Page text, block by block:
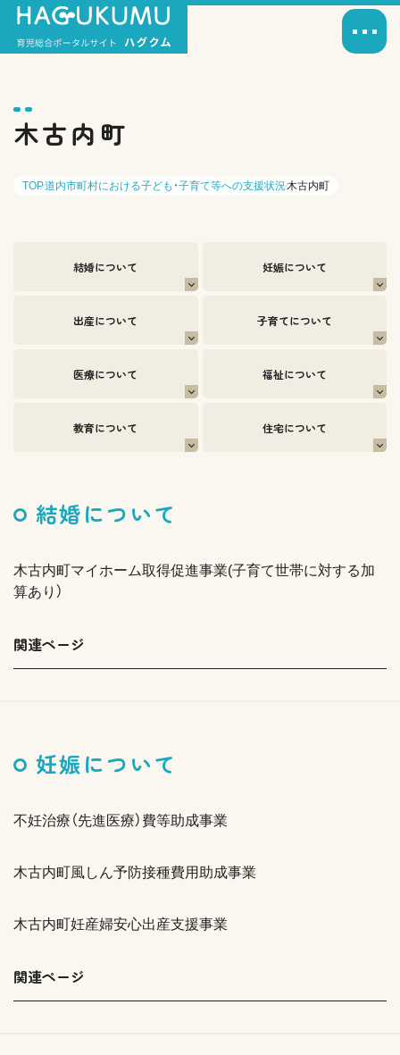
木古内町
TOP道内市町村における子ども・子育て等への支援状況木古内町
結婚について 妊娠について
出産について 子育てについて
医療について 福祉について
教育について 住宅について
結婚について
木古内町マイホーム取得促進事業(子育て世帯に対する加
算あり）
関連ページ
妊娠について
不妊治療（先進医療）費等助成事業
木古内町風しん予防接種費用助成事業
木古内町妊産婦安心出産支援事業
関連ページ